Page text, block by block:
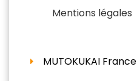
Mentions légales
MUTOKUKAI France